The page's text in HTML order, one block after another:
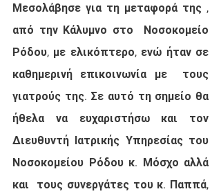
Μεσολάβησε για τη μεταφορά της ,
από την Κάλυμνο στο  Νοσοκομείο
Ρόδου, με ελικόπτερο, ενώ ήταν σε
καθημερινή επικοινωνία με  τους
γιατρούς της. Σε αυτό τη σημείο θα
ήθελα να ευχαριστήσω και τον
Διευθυντή Ιατρικής Υπηρεσίας του
Νοσοκομείου Ρόδου κ. Μόσχο αλλά
και  τους συνεργάτες του κ. Παππά,